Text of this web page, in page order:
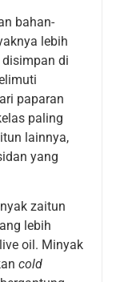
bahan-
lebih
di
paparan
paling
lainnya,
yang
zaitun
lebih
oil. Minyak
cold